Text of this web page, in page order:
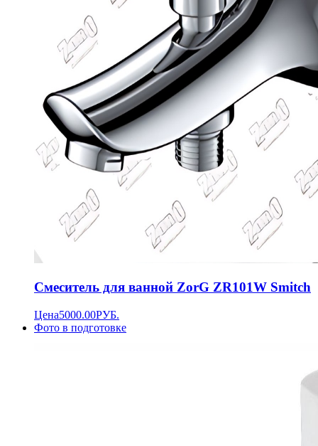
Смеситель для ванной ZorG ZR101W Smitch
Цена5000.00РУБ.
Фото в подготовке